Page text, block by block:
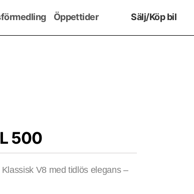
Öppettider Sälj/Köp bil
500
V8 med tidlös elegans –